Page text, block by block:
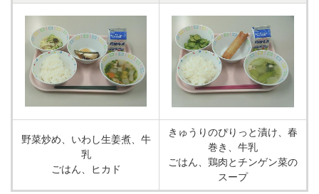
野菜炒め、いわし生姜煮、牛
乳
ごはん、ヒカド
きゅうりのぴりっと漬け、春
巻き、牛乳
ごはん、鶏肉とチンゲン菜の
スープ